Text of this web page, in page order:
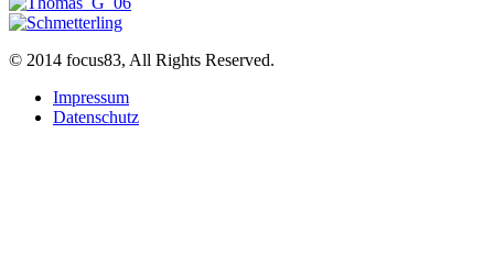
© 2014 focus83, All Rights Reserved.
Impressum
Datenschutz